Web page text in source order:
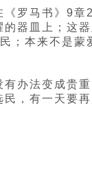
罗马书》9
器皿上；这
本来不是
办法变成贵
，有一天要